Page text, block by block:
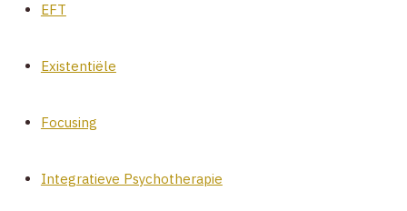
EFT
Existentiële
Focusing
Integratieve Psychotherapie